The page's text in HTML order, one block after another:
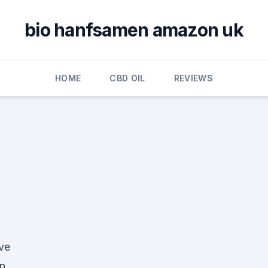
bio hanfsamen amazon uk
HOME CBD OIL REVIEWS